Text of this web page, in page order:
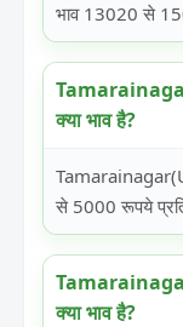
भाव 13020 से
क्या भाव है?
से 5000 रूपये
क्या भाव है?